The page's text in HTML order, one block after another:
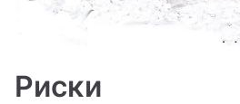
Риски